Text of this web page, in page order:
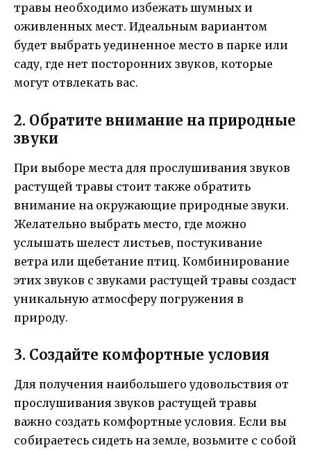
травы необходимо избежать шумных и
оживленных мест. Идеальным вариантом
будет выбрать уединенное место в парке или
саду, где нет посторонних звуков, которые
могут отвлекать вас.
2. Обратите внимание на природные
звуки
При выборе места для прослушивания звуков
растущей травы стоит также обратить
внимание на окружающие природные звуки.
Желательно выбрать место, где можно
услышать шелест листьев, постукивание
ветра или щебетание птиц. Комбинирование
этих звуков с звуками растущей травы создаст
уникальную атмосферу погружения в
природу.
3. Создайте комфортные условия
Для получения наибольшего удовольствия от
прослушивания звуков растущей травы
важно создать комфортные условия. Если вы
собираетесь сидеть на земле, возьмите с собой